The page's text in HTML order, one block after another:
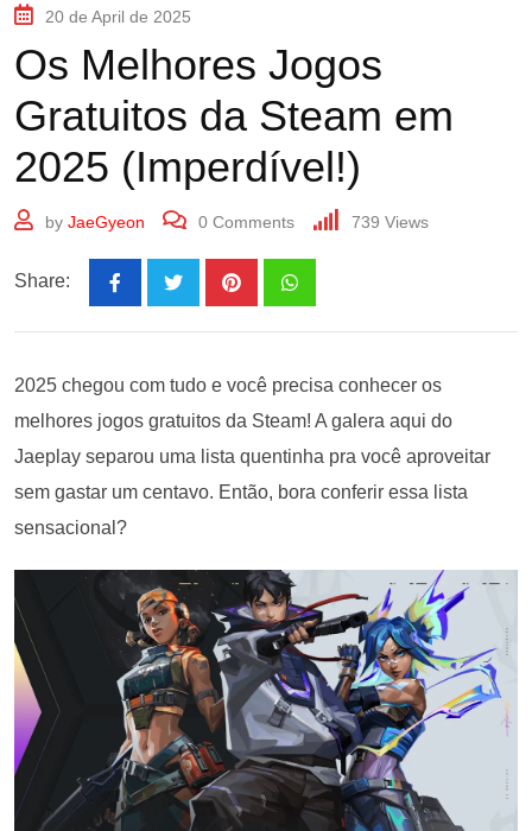
20 de April de 2025
Os Melhores Jogos
Gratuitos da Steam em
2025 (Imperdível!)
by JaeGyeon 0 Comments 739 Views
Share:
2025 chegou com tudo e você precisa conhecer os
melhores jogos gratuitos da Steam! A galera aqui do
Jaeplay separou uma lista quentinha pra você aproveitar
sem gastar um centavo. Então, bora conferir essa lista
sensacional?